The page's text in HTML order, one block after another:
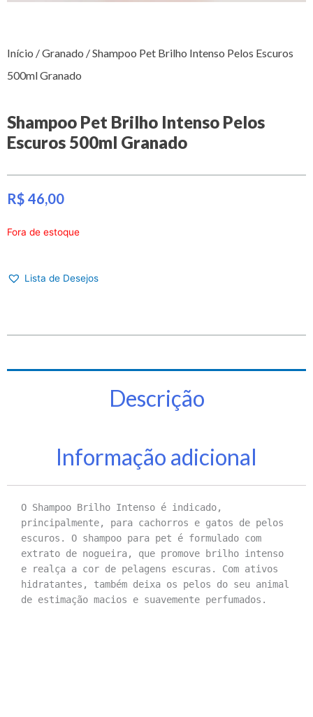
Início /Granado / Shampoo Pet Brilho Intenso Pelos Escuros
500ml Granado
Shampoo Pet Brilho Intenso Pelos
Escuros 500ml Granado
R$ 46,00
Fora de estoque
Lista de Desejos
Descrição
Informação adicional
O Shampoo Brilho Intenso é indicado,
principalmente, para cachorros e gatos de pelos
escuros. O shampoo para pet é formulado com
extrato de nogueira, que promove brilho intenso
e realça a cor de pelagens escuras. Com ativos
hidratantes, também deixa os pelos do seu animal
de estimação macios e suavemente perfumados.